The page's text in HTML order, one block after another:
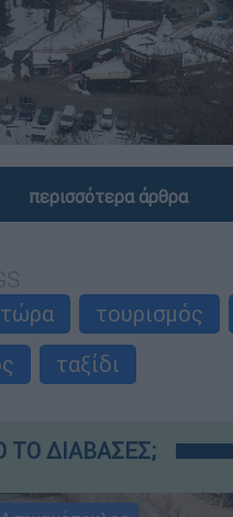
περισσότερα άρθρα
τώρα
τουρισμός
ταξίδι
ΤΟ ΔΙΑΒΑΣΕΣ;